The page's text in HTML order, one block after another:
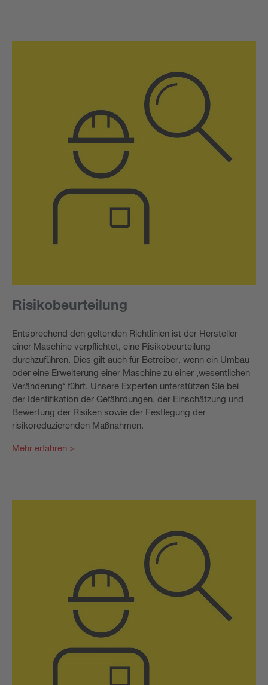
Risikobeurteilung
Entsprechend den geltenden Richtlinien ist der Hersteller
einer Maschine verpflichtet, eine Risikobeurteilung
durchzuführen. Dies gilt auch für Betreiber, wenn ein Umbau
oder eine Erweiterung einer Maschine zu einer ‚wesentlichen
Veränderung‘ führt. Unsere Experten unterstützen Sie bei
der Identifikation der Gefährdungen, der Einschätzung und
Bewertung der Risiken sowie der Festlegung der
risikoreduzierenden Maßnahmen.
Mehr erfahren >